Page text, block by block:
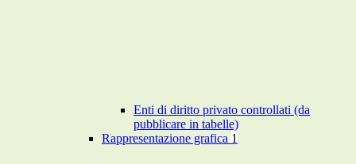
Enti di diritto privato controllati (da
pubblicare in tabelle)
Rappresentazione grafica 1